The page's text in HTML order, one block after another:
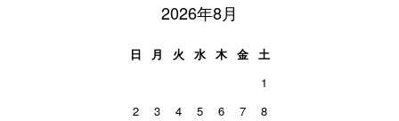
2026年8月
日 月 火 水 木 金
土
1
2
3 4 5 6 7
8